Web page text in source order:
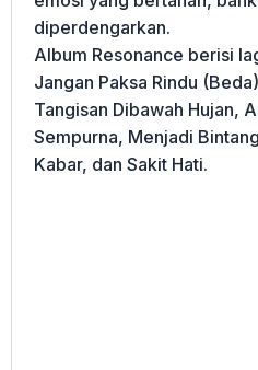
diperdengarkan.
Album Resonance berisi
Jangan Paksa Rindu
Tangisan Dibawah Hujan,
Sempurna, Menjadi
Kabar, dan Sakit Hati.